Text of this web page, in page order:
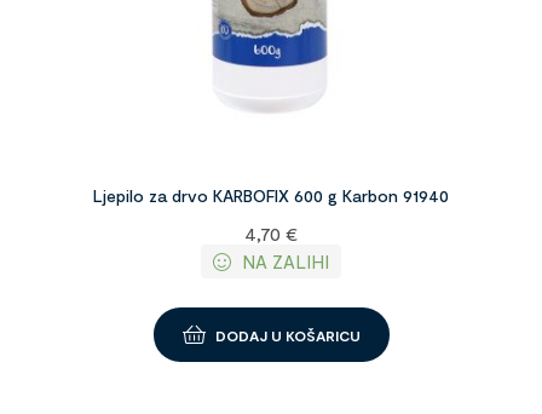
Ljepilo za drvo KARBOFIX 600 g Karbon 91940
4,70 €
NA ZALIHI
DODAJ U KOŠARICU